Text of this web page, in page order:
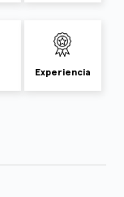
Experiencia